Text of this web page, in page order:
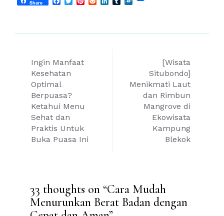
Share
Post
navigation
Ingin Manfaat
Kesehatan
Optimal
Berpuasa?
Ketahui Menu
Sehat dan
Praktis Untuk
Buka Puasa Ini
[Wisata
Situbondo]
Menikmati Laut
dan Rimbun
Mangrove di
Ekowisata
Kampung
Blekok
33 thoughts on “Cara Mudah
Menurunkan Berat Badan dengan